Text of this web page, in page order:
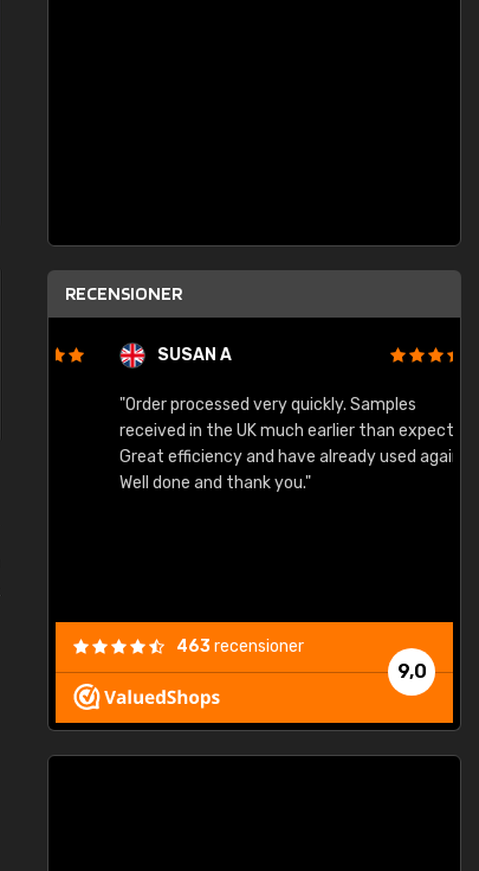
RECENSIONER
SUSAN A
"Order processed very quickly. Samples
received in the UK much earlier than expected.
Great efficiency and have already used again.
Well done and thank you."
9,0
463recensioner